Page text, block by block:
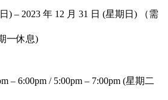
) – 2023 年 12 月 31 日 (星期日) （需
一休息)
– 6:00pm / 5:00pm – 7:00pm (星期二